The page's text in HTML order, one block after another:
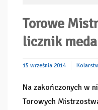
Torowe
licznik
15 września 2014
Na zakończonych w
Torowych